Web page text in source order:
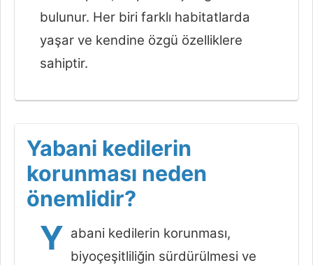
bulunur. Her biri farklı habitatlarda
yaşar ve kendine özgü özelliklere
sahiptir.
Yabani kedilerin
korunması neden
önemlidir?
Y abani kedilerin korunması,
biyoçeşitliliğin sürdürülmesi ve